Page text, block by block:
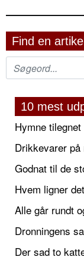
Find en artikel
10 mest
Hymne
Drikkevarer
Godnat til de
Hvem ligner
Alle går rundt
Dronningens
Der sad to